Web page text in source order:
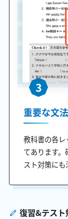
3
重要な文
教科書の各
てあります
スト対策にも
復習&テスト